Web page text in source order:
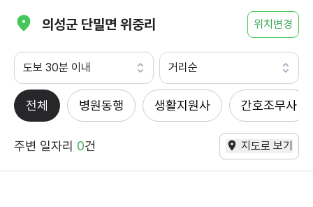
의성군 단밀면 위중리 위치변경
도보 30분 이내 거리순
전체 병원동행 생활지원사 간호조무사
주변 일자리 0건 지도로 보기